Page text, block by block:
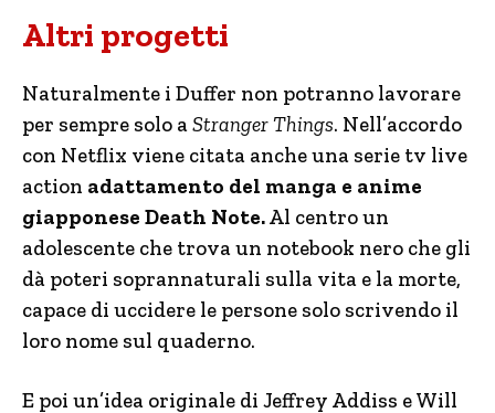
Altri progetti
Naturalmente i Duffer non potranno lavorare
per sempre solo aStranger Things. Nell’accordo
con Netflix viene citata anche una serie tv live
action adattamento del manga e anime
giapponese Death Note.Al centro un
adolescente che trova un notebook nero che gli
dà poteri soprannaturali sulla vita e la morte,
capace di uccidere le persone solo scrivendo il
loro nome sul quaderno.
E poi un’idea originale di Jeffrey Addiss e Will